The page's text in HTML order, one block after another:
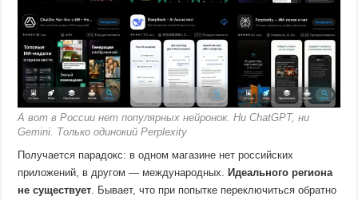
А вот в России нет популярных нейронок. Ни ChatGPT, ни
Gemini. Только одинокий Perplexity
Получается парадокс: в одном магазине нет российских
приложений, в другом — международных.Идеального региона
не существует . Бывает, что при попытке переключиться обратно